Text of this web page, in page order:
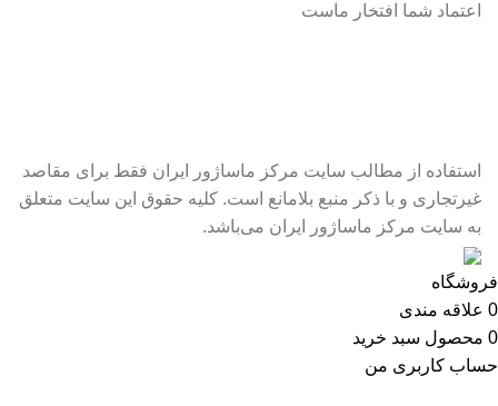
اعتماد شما افتخار ماست
استفاده از مطالب سایت مرکز ماساژور ایران فقط برای مقاصد
غیرتجاری و با ذکر منبع بلامانع است. کلیه حقوق این سایت متعلق
به سایت مرکز ماساژور ایران می‌باشد.
فروشگاه
0 علاقه مندی
0 محصول سبد خرید
حساب کاربری من